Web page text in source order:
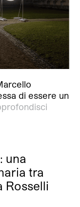
di essere un
: una
tra
Rosselli